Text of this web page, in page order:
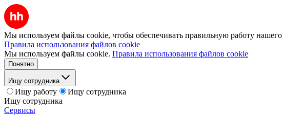
Мы используем файлы cookie, чтобы обеспечивать правильную работу нашего
Правила использования файлов cookie
Мы используем файлы cookie. Правила использования файлов cookie
Понятно
Ищу сотрудника
Ищу работу
Ищу сотрудника
Ищу сотрудника
Сервисы